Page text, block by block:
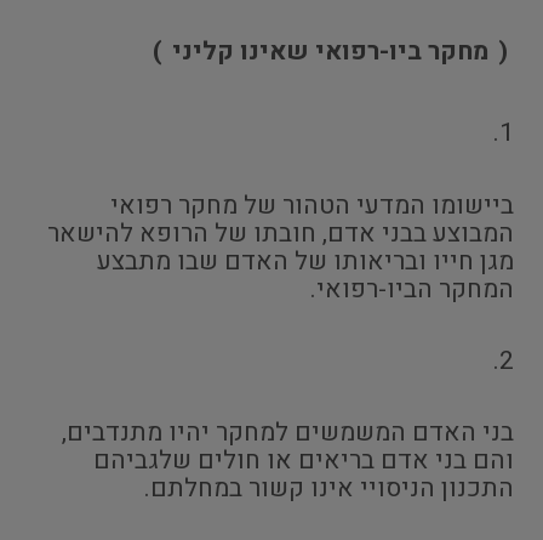
( מחקר ביו-רפואי שאינו קליני )
1.
ביישומו המדעי הטהור של מחקר רפואי
המבוצע בבני אדם, חובתו של הרופא להישאר
מגן חייו ובריאותו של האדם שבו מתבצע
המחקר הביו-רפואי.
2.
בני האדם המשמשים למחקר יהיו מתנדבים,
והם בני אדם בריאים או חולים שלגביהם
התכנון הניסויי אינו קשור במחלתם.